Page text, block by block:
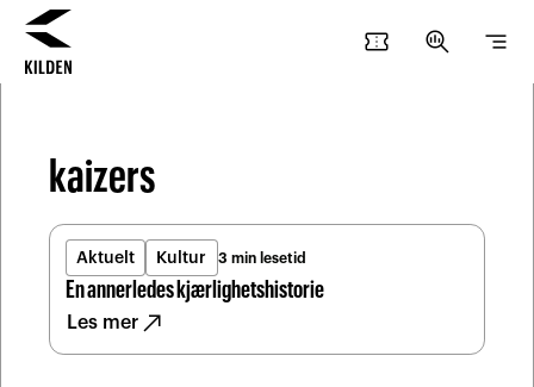
Hopp
innhold
Hopp
navigasjon
confirmation_number search_insights segment
kaizers
Aktuelt Kultur 3 min lesetid
En annerledes kjærlighetshistorie
Les mernorth_east